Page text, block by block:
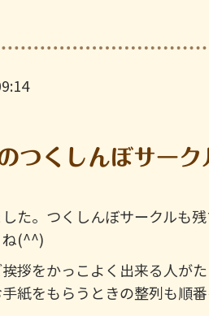
つくしんぼサー
た。つくしんぼサークルも
ね(^^)
拶をかっこよく出来る人が
紙をもらうときの整列も順